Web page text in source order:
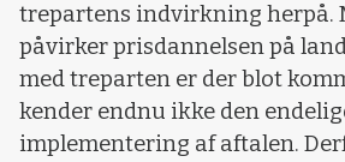
trepartens indvirkning herpå.
påvirker prisdannelsen på
med treparten er der blot
kender endnu ikke den
implementering af aftalen.